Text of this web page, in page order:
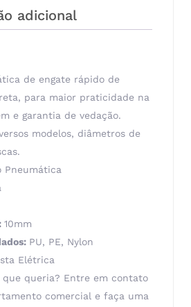
adicional
de engate rápido de
para maior praticidade na
e garantia de vedação.
modelos, diâmetros de
Pneumática
10mm
PU, PE, Nylon
Elétrica
que queria? Entre em contato
comercial e faça uma